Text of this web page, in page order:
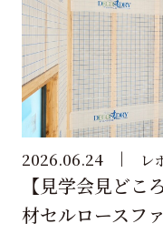
2026.06.24 レ
【見学会見どこ
材セルロースフ